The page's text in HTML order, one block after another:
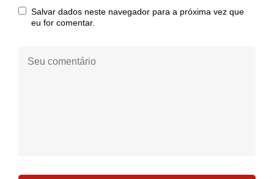
Salvar dados neste navegador para a próxima vez que
eu for comentar.
comentário: